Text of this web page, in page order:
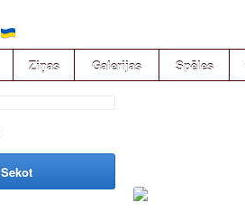
Ziņas Galerijas Spēles
Sekot